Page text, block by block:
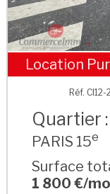
Location
Réf.
Quartier :
PARIS 15e
Surface
1 800 €/